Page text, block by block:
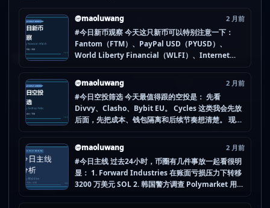
@maoluwang 2 月前
#今日新币观察 今天这只新币可以特别注意一下：
Fantom（FTM）、PayPal USD（PYUSD）、
World Liberty Financial（WLFI）、Internet
而是更像“热度是不是在回流”的样本。 这种时候最怕
把...
@maoluwang 2 月前
#今日空投筛选 今天最值得跟的空投是： 先看
Divvy、Clasho、Bybit EU。 Cycles 这类我会先放
后面，先把成本、钱包隔离和后续节奏想清楚。 现在
都没做扎实。 mao.lu/today-airdrop-selecti… #空
投项目 #...
@maoluwang 2 月前
#今日主线 过去24小时，币圈有几件事放一起看很明
显： 1. Forward Industries 在账面亏损压力下转移
3200 万美元 SOL 2. 韩国警方调查 Polymarket 用户